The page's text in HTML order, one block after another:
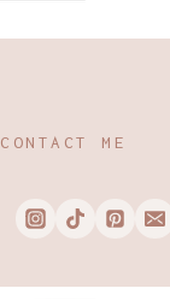
CONTACT ME